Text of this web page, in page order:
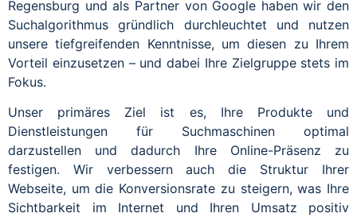
Regensburg und als Partner von Google haben wir den
Suchalgorithmus gründlich durchleuchtet und nutzen
unsere tiefgreifenden Kenntnisse, um diesen zu Ihrem
Vorteil einzusetzen – und dabei Ihre Zielgruppe stets im
Fokus.
Unser primäres Ziel ist es, Ihre Produkte und
Dienstleistungen für Suchmaschinen optimal
darzustellen und dadurch Ihre Online-Präsenz zu
festigen. Wir verbessern auch die Struktur Ihrer
Webseite, um die Konversionsrate zu steigern, was Ihre
Sichtbarkeit im Internet und Ihren Umsatz positiv